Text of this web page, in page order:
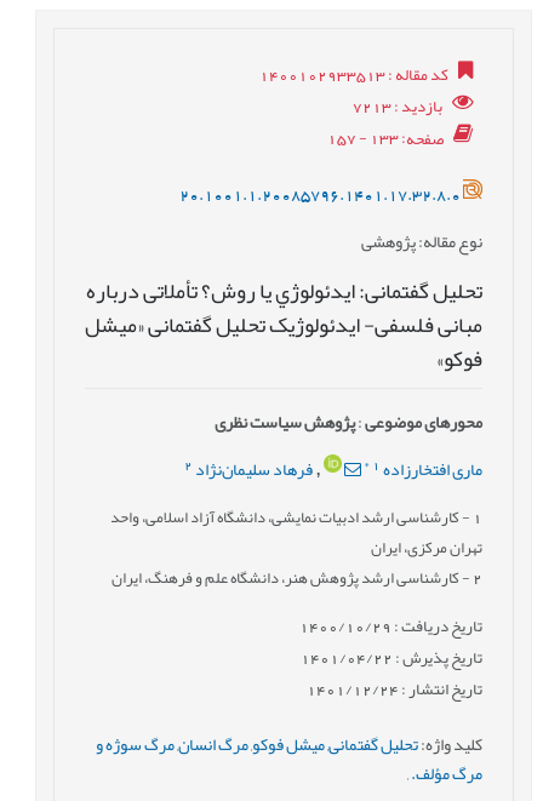
کد مقاله: 1400102933513
بازدید: 7213
صفحه: 133 - 157
20.1001.1.20085796.1401.17.32.8.0
نوع مقاله: پژوهشی
تحليل گفتمانی: ايدئولوژي يا روش؟ تأملاتی درباره
مبانی فلسفی- ایدئولوژیک تحلیل گفتمانی «میشل
فوکو»
محورهای موضوعی:پژوهش سیاست نظری
ماری افتخارزاده1
*
,فرهاد سلیمان‌نژاد 2
- کارشناسی ارشد ادبیات نمایشی، دانشگاه آزاد اسلامی، واحد
تهران مرکزی، ایران
2- کارشناسی ارشد پژوهش هنر، دانشگاه علم و فرهنگ، ایران
تاریخ دریافت : 1400/10/29
تاریخ پذیرش : 1401/04/22
تاریخ انتشار : 1401/12/24
کلید واژه:تحلیل گفتمانی,میشل فوکو,مرگ انسان,مرگ سوژه و
مرگ مؤلف.,